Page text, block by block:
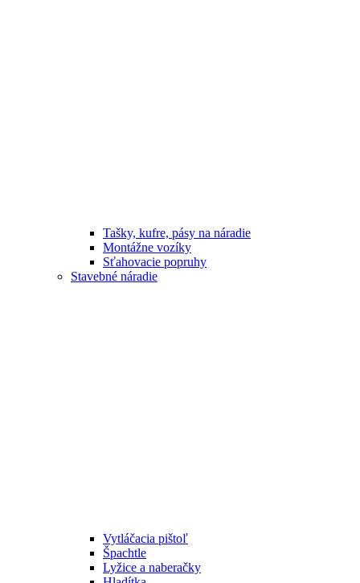
Tašky, kufre, pásy na náradie
Montážne vozíky
Sťahovacie popruhy
Stavebné náradie
Vytláčacia pištoľ
Špachtle
Lyžice a naberačky